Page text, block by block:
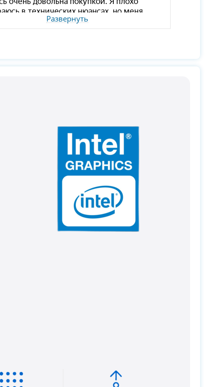
PC-Arena на карте Москвы — Яндекс Карты
Развернуть